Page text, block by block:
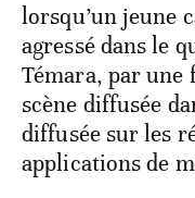
lorsqu’un jeune
agressé dans le
Témara, par une
scène diffusée
diffusée sur les
applications de